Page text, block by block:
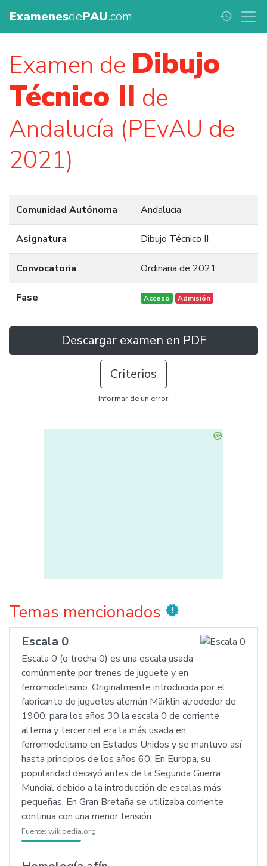
ExamenesdePAU.com history
Examen de Dibujo
Técnico II de
Andalucía (PEvAU de
2021)
Comunidad Autónoma Andalucía
Asignatura Dibujo Técnico II
Convocatoria Ordinaria de 2021
Fase Acceso Admisión
Descargar examen en PDF
Criterios
Informar de un error
Temas mencionados new_releases
Escala 0
Escala 0 (o trocha 0) es una escala usada
comúnmente por trenes de juguete y en
ferromodelismo. Originalmente introducida por el
fabricante de juguetes alemán Märklin alrededor de
1900; para los años 30 la escala 0 de corriente
alterna y tercer riel era la más usada en
ferromodelismo en Estados Unidos y se mantuvo así
hasta principios de los años 60. En Europa, su
popularidad decayó antes de la Segunda Guerra
Mundial debido a la introducción de escalas más
pequeñas. En Gran Bretaña se utilizaba corriente
continua con una menor tensión.
Fuente: wikipedia.org